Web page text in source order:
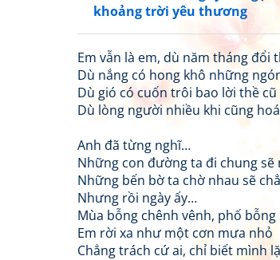
khoảng trời yêu thương
Em vẫn là em, dù năm tháng đổi
Dù nắng có hong khô những
Dù gió có cuốn trôi bao lời thề cũ
Dù lòng người nhiều khi cũng
Anh đã từng nghĩ…
Những con đường ta đi chung sẽ
Những bến bờ ta chờ nhau sẽ
Nhưng rồi ngày ấy…
Mùa bỗng chênh vênh, phố
Em rời xa như một cơn mưa nhỏ
Chẳng trách cứ ai, chỉ biết mình